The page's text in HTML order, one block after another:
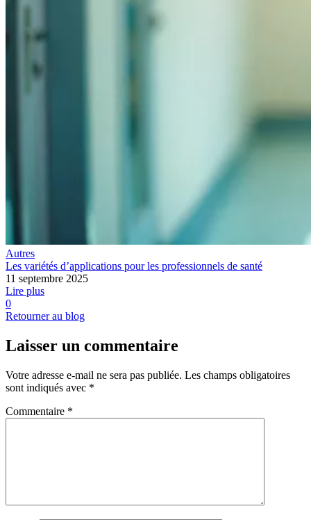
Autres
Les variétés d’applications pour les professionnels de santé
11 septembre 2025
Lire plus
0
Retourner au blog
Laisser un commentaire
Votre adresse e-mail ne sera pas publiée. Les champs obligatoires
sont indiqués avec *
Commentaire *